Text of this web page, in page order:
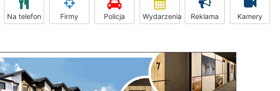
Na telefon Firmy Policja Wydarzenia Reklama Kamery